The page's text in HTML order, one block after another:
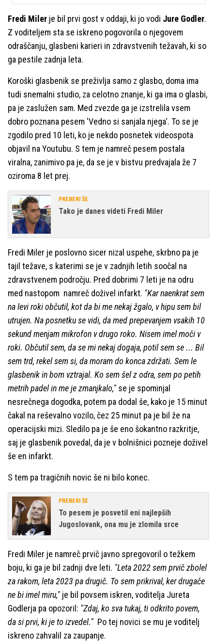
Fredi Miler je bil prvi gost v oddaji, ki jo vodi Jure Godler.
Z voditeljem sta se iskreno pogovorila o njegovem
odraščanju, glasbeni karieri in zdravstvenih težavah, ki so
ga pestile zadnja leta.
Koroški glasbenik se preživlja samo z glasbo, doma ima
tudi snemalni studio, za celotno znanje, ki ga ima o glasbi,
pa je zaslužen sam. Med zvezde ga je izstrelila vsem
dobro poznana pesem 'Vedno si sanjala njega'. To se je
zgodilo pred 10 leti, ko je nekdo posnetek videospota
objavil na Youtubu. S tem je namreč pesem postala
viralna, zanimivo pa je, da se je v bistvu predvajala že 7
oziroma 8 let prej.
PREBERI ŠE
Tako je danes videti Fredi Miler
Fredi Miler je poslovno sicer nizal uspehe, skrbno pa je
tajil težave, s katerimi se je v zadnjih letih soočal na
zdravstvenem področju. Pred dobrimi 7 leti je na odru
med nastopom namreč doživel infarkt. "Kar naenkrat sem
na levi roki občutil, kot da bi me nekaj žgalo, v hipu sem bil
utrujen. Na posnetku se vidi, da med prepevanjem vsakih 10
sekund menjam mikrofon v drugo roko. Nisem imel moči v
roki. Občutil sem, da se mi nekaj dogaja, potil sem se ... Bil
sem trd, rekel sem si, da moram do konca zdržati. Sem le
glasbenik in bom vztrajal. Ko sem šel z odra, sem po petih
metrih padel in me je zmanjkalo," se je spominjal
nesrečnega dogodka, potem pa dodal še, kako je 15 minut
čakal na reševalno vozilo, čez 25 minut pa je bil že na
operacijski mizi. Sledilo pa je še eno šokantno razkritje,
saj je glasbenik povedal, da je v bolnišnici pozneje doživel
še en infarkt.
S tem pa tragičnih novic še ni bilo konec.
PREBERI ŠE
To pesem je posvetil eni najlepših
Jugoslovank, ona mu je zlomila srce
Fredi Miler je namreč prvič javno spregovoril o težkem
boju, ki ga je bil zadnji dve leti. "Leta 2022 sem prvič zbolel
za rakom, leta 2023 pa drugič. To sem prikrival, ker drugače
ne bi imel miru," je bil povsem iskren, voditelja Jureta
Godlerja pa opozoril: "Zdaj, ko sva tukaj, ti odkrito povem,
da si prvi, ki je to izvedel." Po tej novici se mu je voditelj
iskreno zahvalil za zaupanje.